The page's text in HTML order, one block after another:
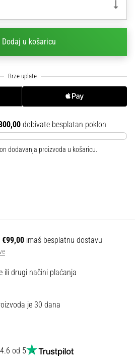
Dodaj u košaricu
dobivate besplatan poklon
dodavanja proizvoda u košaricu.
€99,00 imaš besplatnu dostavu
ili drugi načini plaćanja
je 30 dana
4.6 od 5